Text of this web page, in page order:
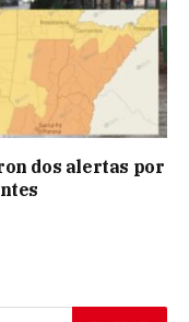
dos alertas por